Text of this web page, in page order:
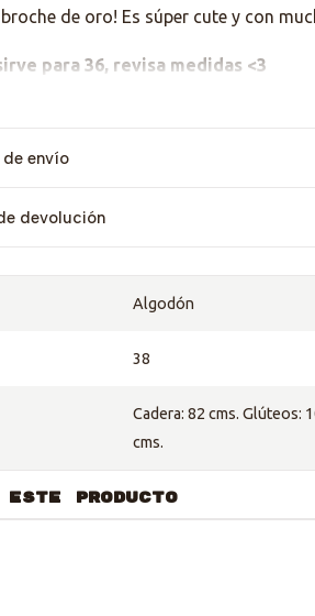
de oro! Es súper cute y con
para 36, revisa medidas <3
envío
devolución
Algodón
38
Cadera: 82 cms. Glúteos:
cms.
ESTE PRODUCTO